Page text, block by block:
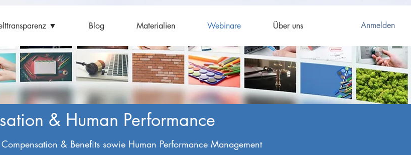
▼ Blog Materialien Webinare Über uns Anmelden
& Human Performance
& Benefits sowie Human Performance Management